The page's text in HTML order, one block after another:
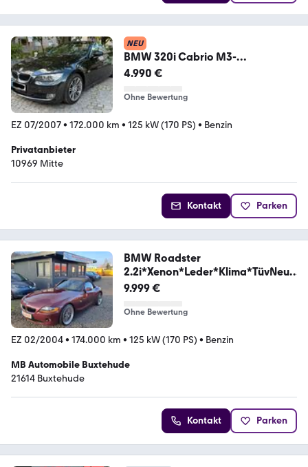
NEU
BMW 320i Cabrio M3-
Felgen*El.Dach*Keyless...
4.990 €
Ohne Bewertung
EZ 07/2007• 172.000 km • 125 kW (170 PS) • Benzin
Privatanbieter
10969 Mitte
Kontakt Parken
BMW Roadster
2.2i*Xenon*Leder*Klima*TüvNeu*
el.Dach
9.999 €
Ohne Bewertung
EZ 02/2004• 174.000 km • 125 kW (170 PS) • Benzin
MB Automobile Buxtehude
21614 Buxtehude
Kontakt Parken